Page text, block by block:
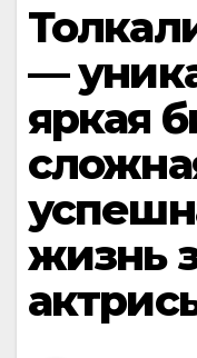
—
яркая
жизнь